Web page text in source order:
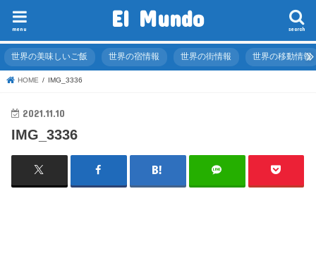
El Mundo search
menu
世界の美味しいご飯 世界の宿情報 世界の街情報 世界の移動情報
HOME IMG_3336
2021.11.10
IMG_3336